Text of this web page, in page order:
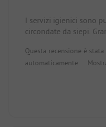
I servizi igienici sono
circondate da siepi.
di ordinare panini.
spiaggia. Il centro di
Questa recensione è
automaticamente.